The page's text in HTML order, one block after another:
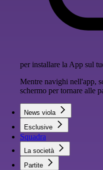
per installare la App sul
Mentre navighi nell'app,
schermo per tornare alle
News viola
Esclusive
Squadra
La società
Partite